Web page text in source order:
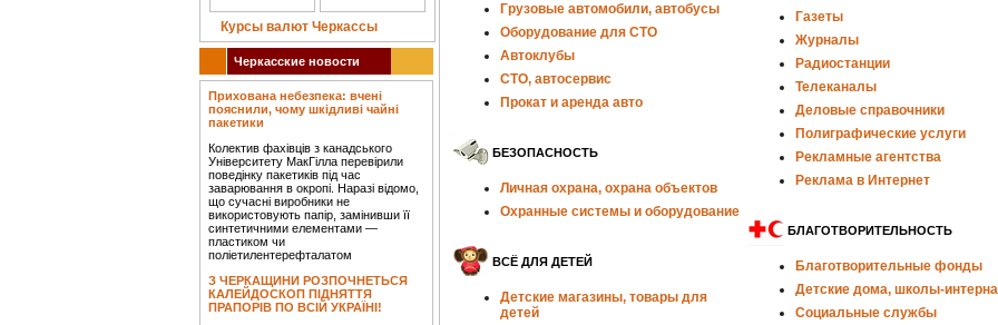
Курсы валют Черкассы
Черкасские новости
Прихована небезпека: вчені
пояснили, чому шкідливі чайні
пакетики
Колектив фахівців з канадського
Університету МакГілла перевірили
поведінку пакетиків під час
заварювання в окропі. Наразі відомо,
що сучасні виробники не
використовують папір, замінивши її
синтетичними елементами —
пластиком чи
поліетилентерефталатом
З ЧЕРКАЩИНИ РОЗПОЧНЕТЬСЯ
КАЛЕЙДОСКОП ПІДНЯТТЯ
ПРАПОРІВ ПО ВСІЙ УКРАЇНІ!
Грузовые автомобили, автобусы
Оборудование для СТО
Автоклубы
СТО, автосервис
Прокат и аренда авто
БЕЗОПАСНОСТЬ
Личная охрана, охрана объектов
Охранные системы и оборудование
ВСЁ ДЛЯ ДЕТЕЙ
Детские магазины, товары для
детей
Газеты
Журналы
Радиостанции
Телеканалы
Деловые справочники
Полиграфические услуги
Рекламные агентства
Реклама в Интернет
БЛАГОТВОРИТЕЛЬНОСТЬ
Благотворительные фонды
Детские дома, школы-
Социальные службы